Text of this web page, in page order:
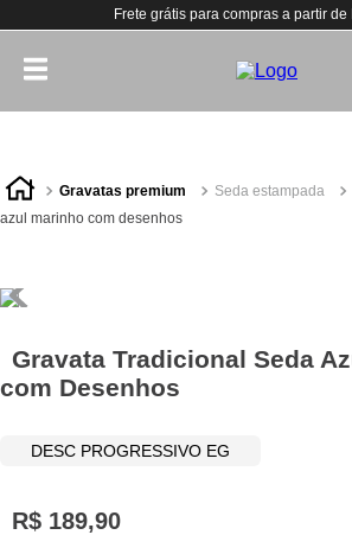
Frete grátis para compras a partir de
gravatas premium seda estampada
azul marinho com desenhos
Gravata Tradicional Seda
com Desenhos
DESC PROGRESSIVO EG
R$ 189,90